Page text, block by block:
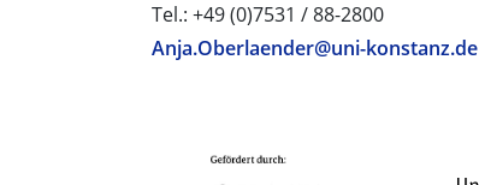
Tel.: +49 (0)7531 / 88-2800
Anja.Oberlaender@uni-konstanz.de